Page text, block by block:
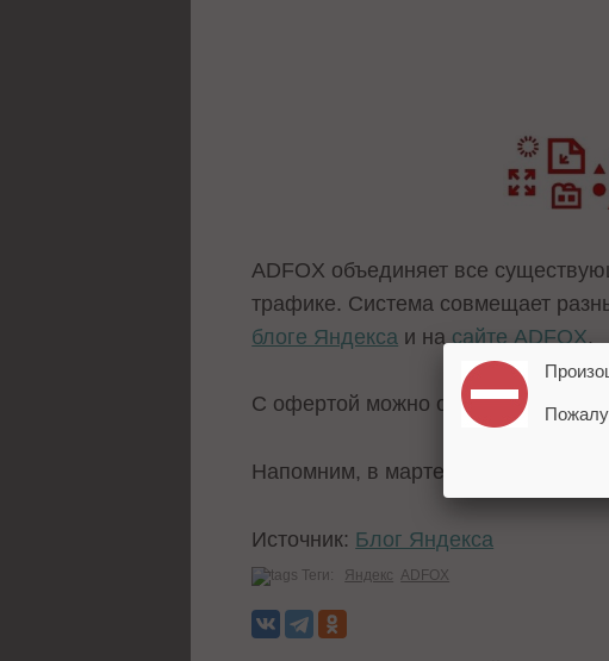
ADFOX объединяет все
трафике. Система совмещает
блоге Яндекса и на сайте ADFOX.
С офертой можно ознакомиться
Напомним, в марте Яндекс
Источник: Блог Яндекса
Теги: Яндекс ADFOX